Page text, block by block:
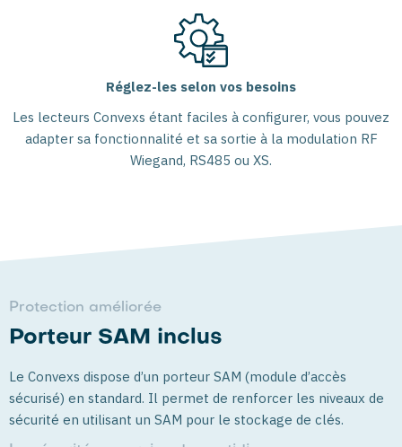
Réglez-les selon vos besoins
Les lecteurs Convexs étant faciles à configurer, vous pouvez
adapter sa fonctionnalité et sa sortie à la modulation RF
Wiegand, RS485 ou XS.
Protection améliorée
Porteur SAM inclus
Le Convexs dispose d’un porteur SAM (module d’accès
sécurisé) en standard. Il permet de renforcer les niveaux de
sécurité en utilisant un SAM pour le stockage de clés.